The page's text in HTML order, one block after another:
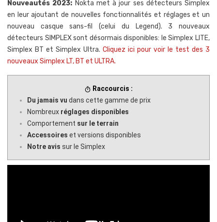
Nouveautés 2023: Nokta met à jour ses détecteurs Simplex
en leur ajoutant de nouvelles fonctionnalités et réglages et un
nouveau casque sans-fil (celui du Legend). 3 nouveaux
détecteurs SIMPLEX sont désormais disponibles: le Simplex LITE,
Simplex BT et Simplex Ultra. Cliquez ici pour voir le test des 3
nouveaux Simplex LT, BT et ULTRA.
timer Raccourcis :
Du jamais vu dans cette gamme de prix
Nombreux réglages disponibles
Comportement sur le terrain
Accessoires et versions disponibles
Notre avis sur le Simplex